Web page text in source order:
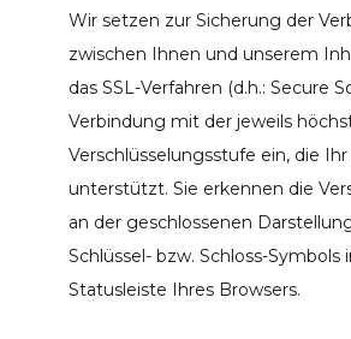
Wir setzen zur Sicherung der
zwischen Ihnen und unserem
das SSL-Verfahren (d.h.: Secure
Verbindung mit der jeweils
Verschlüsselungsstufe ein, die
unterstützt. Sie erkennen die
an der geschlossenen
Schlüssel- bzw. Schloss-Symbols
Statusleiste Ihres Browsers.